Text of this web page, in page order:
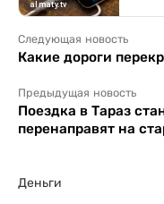
Следующая новость
Какие дороги
Предыдущая новость
Поездка в Тараз
перенаправят на
Деньги